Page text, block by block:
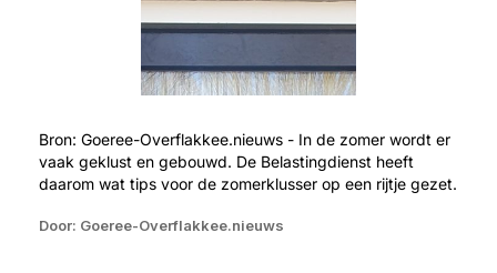
Bron: Goeree-Overflakkee.nieuws - In de zomer wordt er
vaak geklust en gebouwd. De Belastingdienst heeft
daarom wat tips voor de zomerklusser op een rijtje gezet.
Door: Goeree-Overflakkee.nieuws